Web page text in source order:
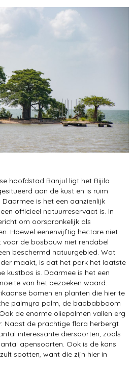
hoofdstad Banjul ligt het Bijilo
aan de kust en is ruim
is het een aanzienlijk
officieel natuurreservaat is. In
om oorspronkelijk als
Hoewel eenenvijftig hectare niet
de bosbouw niet rendabel
beschermd natuurgebied. Wat
maakt, is dat het park het laatste
kustbos is. Daarmee is het een
van het bezoeken waard.
bomen en planten die hier te
palmyra palm, de baobabboom
de enorme oliepalmen vallen erg
Naast de prachtige flora herbergt
interessante diersoorten, zoals
apensoorten. Ook is de kans
spotten, want die zijn hier in